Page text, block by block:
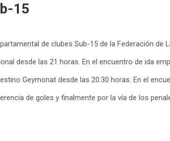
15
de clubes Sub-15 de la Federación de
desde las 21 horas. En el encuentro de ida
Geymonat desde las 20.30 horas. En el
de goles y finalmente por la vía de los